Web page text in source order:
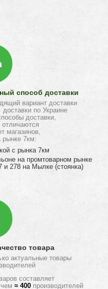
способ доставки
вариант доставки
по Украине
доставки,
отличаются
магазинов,
рынке 7км:
с рынка 7км
на промтоварном рынке
и 278 на Мылке (стоянка)
товара
актуальные товары
составляет
≈ 400 производителей